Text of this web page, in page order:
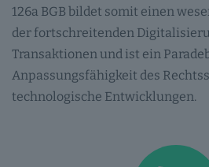
126a BGB bildet somit einen
der fortschreitenden
Transaktionen und ist ein
Anpassungsfähigkeit des
technologische Entwicklungen.